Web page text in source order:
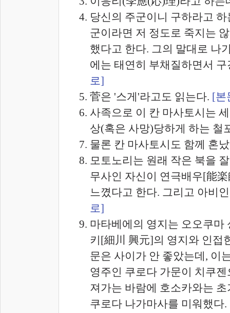
당신의 주군이니 구하라고
군이라면 저 정도로 죽지는
했다고 한다. 그의 말대로 나
에는 태연히 부채질하면서
로]
菅은 '스게'라고도 읽는다. [본
사족으로 이 칸 마사토시는
상(혹은 사망)당하게 하는 철
물론 칸 마사토시도 함께 혼
모토노리는 원래 작은 북을
무사인 자신이 연극배우[能
느꼈다고 한다. 그리고 아비
로]
마타베에의 영지는 오오쿠
키[細川 興元]의 영지와 인접
문은 사이가 안 좋았는데, 이
영주인 쿠로다 가문이 치쿠
져가는 바람에 호소카와는
쿠로다 나가마사를 미워했다